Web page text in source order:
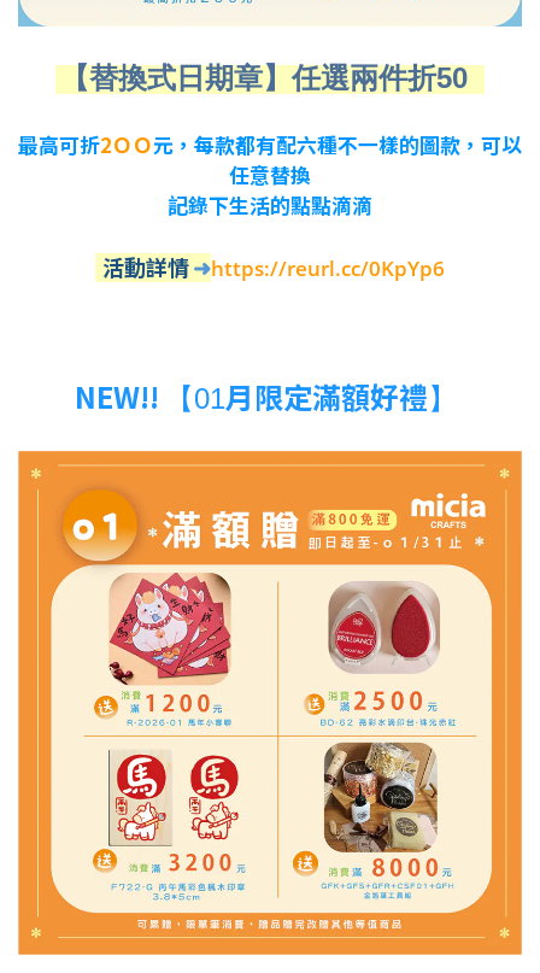
【替換式日期章】任選兩件折50
最高可折2ＯＯ元，每款都有配六種不一樣的圖款，可以
任意替換
記錄下生活的點點滴滴
活動詳情➜https://reurl.cc/0KpYp6
NEW!! 【01月限定滿額好禮】